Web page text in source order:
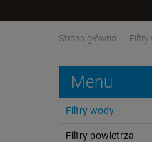
Strona główna Filtry
Menu
Filtry wody
Filtry powietrza